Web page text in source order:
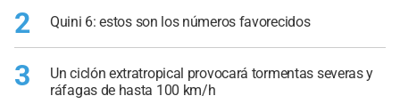
2 Quini 6: estos son los números favorecidos
3
Un ciclón extratropical provocará tormentas severas y
ráfagas de hasta 100 km/h